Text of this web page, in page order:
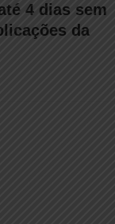
4 dias sem
da